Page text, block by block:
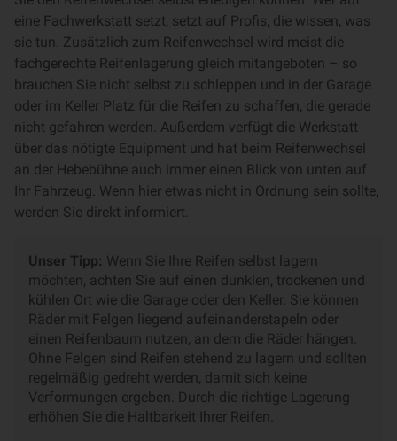
eine Fachwerkstatt setzt, setzt auf Profis, die wissen, was
sie tun. Zusätzlich zum Reifenwechsel wird meist die
fachgerechte Reifenlagerung gleich mitangeboten – so
brauchen Sie nicht selbst zu schleppen und in der Garage
oder im Keller Platz für die Reifen zu schaffen, die gerade
nicht gefahren werden. Außerdem verfügt die Werkstatt
über das nötigte Equipment und hat beim Reifenwechsel
an der Hebebühne auch immer einen Blick von unten auf
Ihr Fahrzeug. Wenn hier etwas nicht in Ordnung sein sollte,
werden Sie direkt informiert.
Unser Tipp: Wenn Sie Ihre Reifen selbst lagern
möchten, achten Sie auf einen dunklen, trockenen und
kühlen Ort wie die Garage oder den Keller. Sie können
Räder mit Felgen liegend aufeinanderstapeln oder
einen Reifenbaum nutzen, an dem die Räder hängen.
Ohne Felgen sind Reifen stehend zu lagern und sollten
regelmäßig gedreht werden, damit sich keine
Verformungen ergeben. Durch die richtige Lagerung
erhöhen Sie die Haltbarkeit Ihrer Reifen.